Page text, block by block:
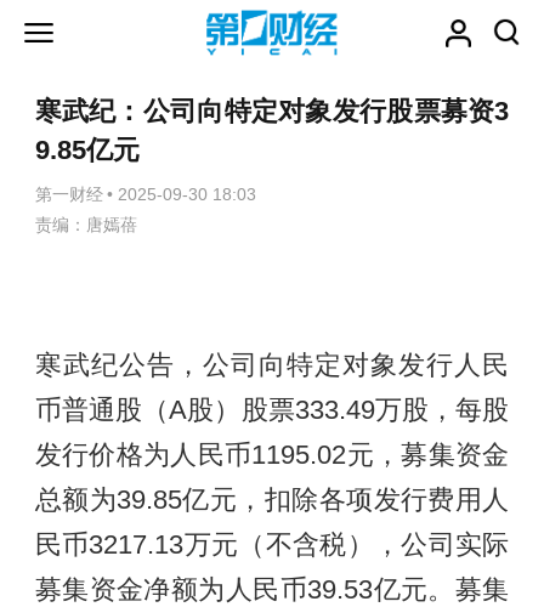
寒武纪：公司向特定对象发行股票募资3
9.85亿元
第一财经 • 2025-09-30 18:03
责编：唐嫣蓓
寒武纪公告，公司向特定对象发行人民
币普通股（A股）股票333.49万股，每股
发行价格为人民币1195.02元，募集资金
总额为39.85亿元，扣除各项发行费用人
民币3217.13万元（不含税），公司实际
募集资金净额为人民币39.53亿元。募集